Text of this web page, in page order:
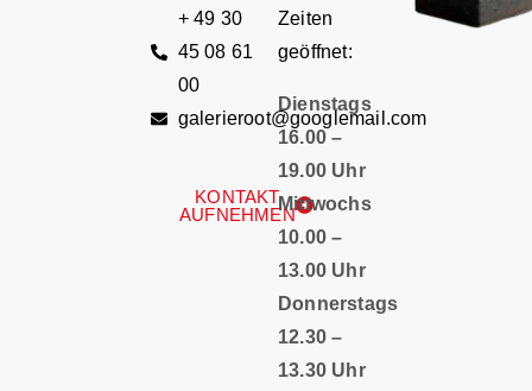
+ 49 30
45 08 61
00
galerieroot@googlemail.com
KONTAKT
AUFNEHMEN
Zeiten
geöffnet:
Dienstags
16.00 –
19.00 Uhr
Mittwochs
10.00 –
13.00 Uhr
Donnerstags
12.30 –
13.30 Uhr